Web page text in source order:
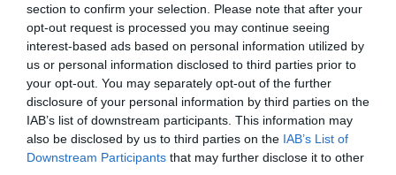
section to confirm your selection. Please note that after your
opt-out request is processed you may continue seeing
interest-based ads based on personal information utilized by
us or personal information disclosed to third parties prior to
your opt-out. You may separately opt-out of the further
disclosure of your personal information by third parties on the
IAB’s list of downstream participants. This information may
also be disclosed by us to third parties on the IAB’s List of
Downstream Participants that may further disclose it to other